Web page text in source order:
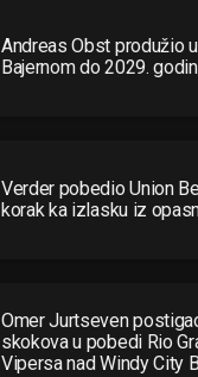
Andreas Obst produžio
Bajernom do 2029.
Verder pobedio Union
korak ka izlasku iz
Omer Jurtseven
skokova u pobedi Rio
Vipersa nad Windy City